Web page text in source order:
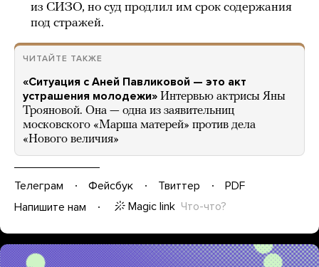
из СИЗО, но суд продлил им срок содержания
под стражей.
ЧИТАЙТЕ ТАКЖЕ
«Ситуация с Аней Павликовой — это акт
устрашения молодежи» Интервью актрисы Яны
Трояновой. Она — одна из заявительниц
московского «Марша матерей» против дела
«Нового величия»
Телеграм Фейсбук Твиттер
PDF
Напишите нам
Magic link Что-что?